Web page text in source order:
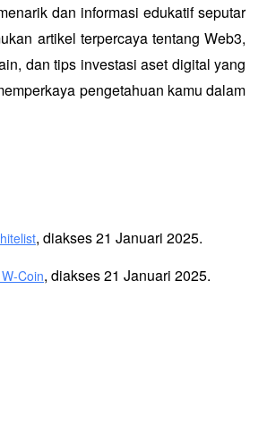
dan informasi edukatif seputar
artikel terpercaya tentang Web3,
dan tips investasi aset digital yang
pengetahuan kamu dalam
, diakses 21 Januari 2025.
Coin, diakses 21 Januari 2025.